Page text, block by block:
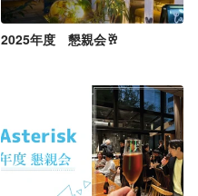
2025年度 懇親会🥂